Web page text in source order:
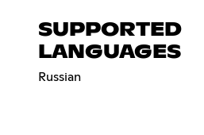
SUPPORTED
LANGUAGES
Russian